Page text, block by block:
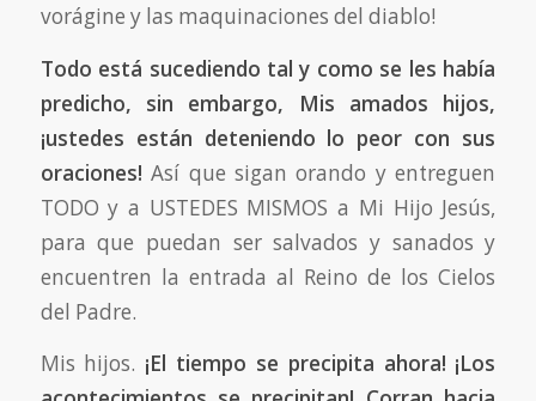
vorágine y las maquinaciones del diablo!
Todo está sucediendo tal y como se les había
predicho, sin embargo, Mis amados hijos,
¡ustedes están deteniendo lo peor con sus
oraciones! Así que sigan orando y entreguen
TODO y a USTEDES MISMOS a Mi Hijo Jesús,
para que puedan ser salvados y sanados y
encuentren la entrada al Reino de los Cielos
del Padre.
Mis hijos. ¡El tiempo se precipita ahora! ¡Los